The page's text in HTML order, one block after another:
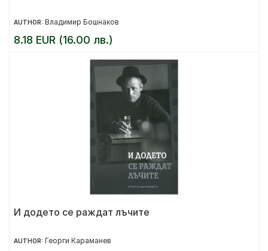
AUTHOR: Владимир Бошнаков
8.18 EUR (16.00 лв.)
И додето се раждат лъчите
AUTHOR: Георги Караманев